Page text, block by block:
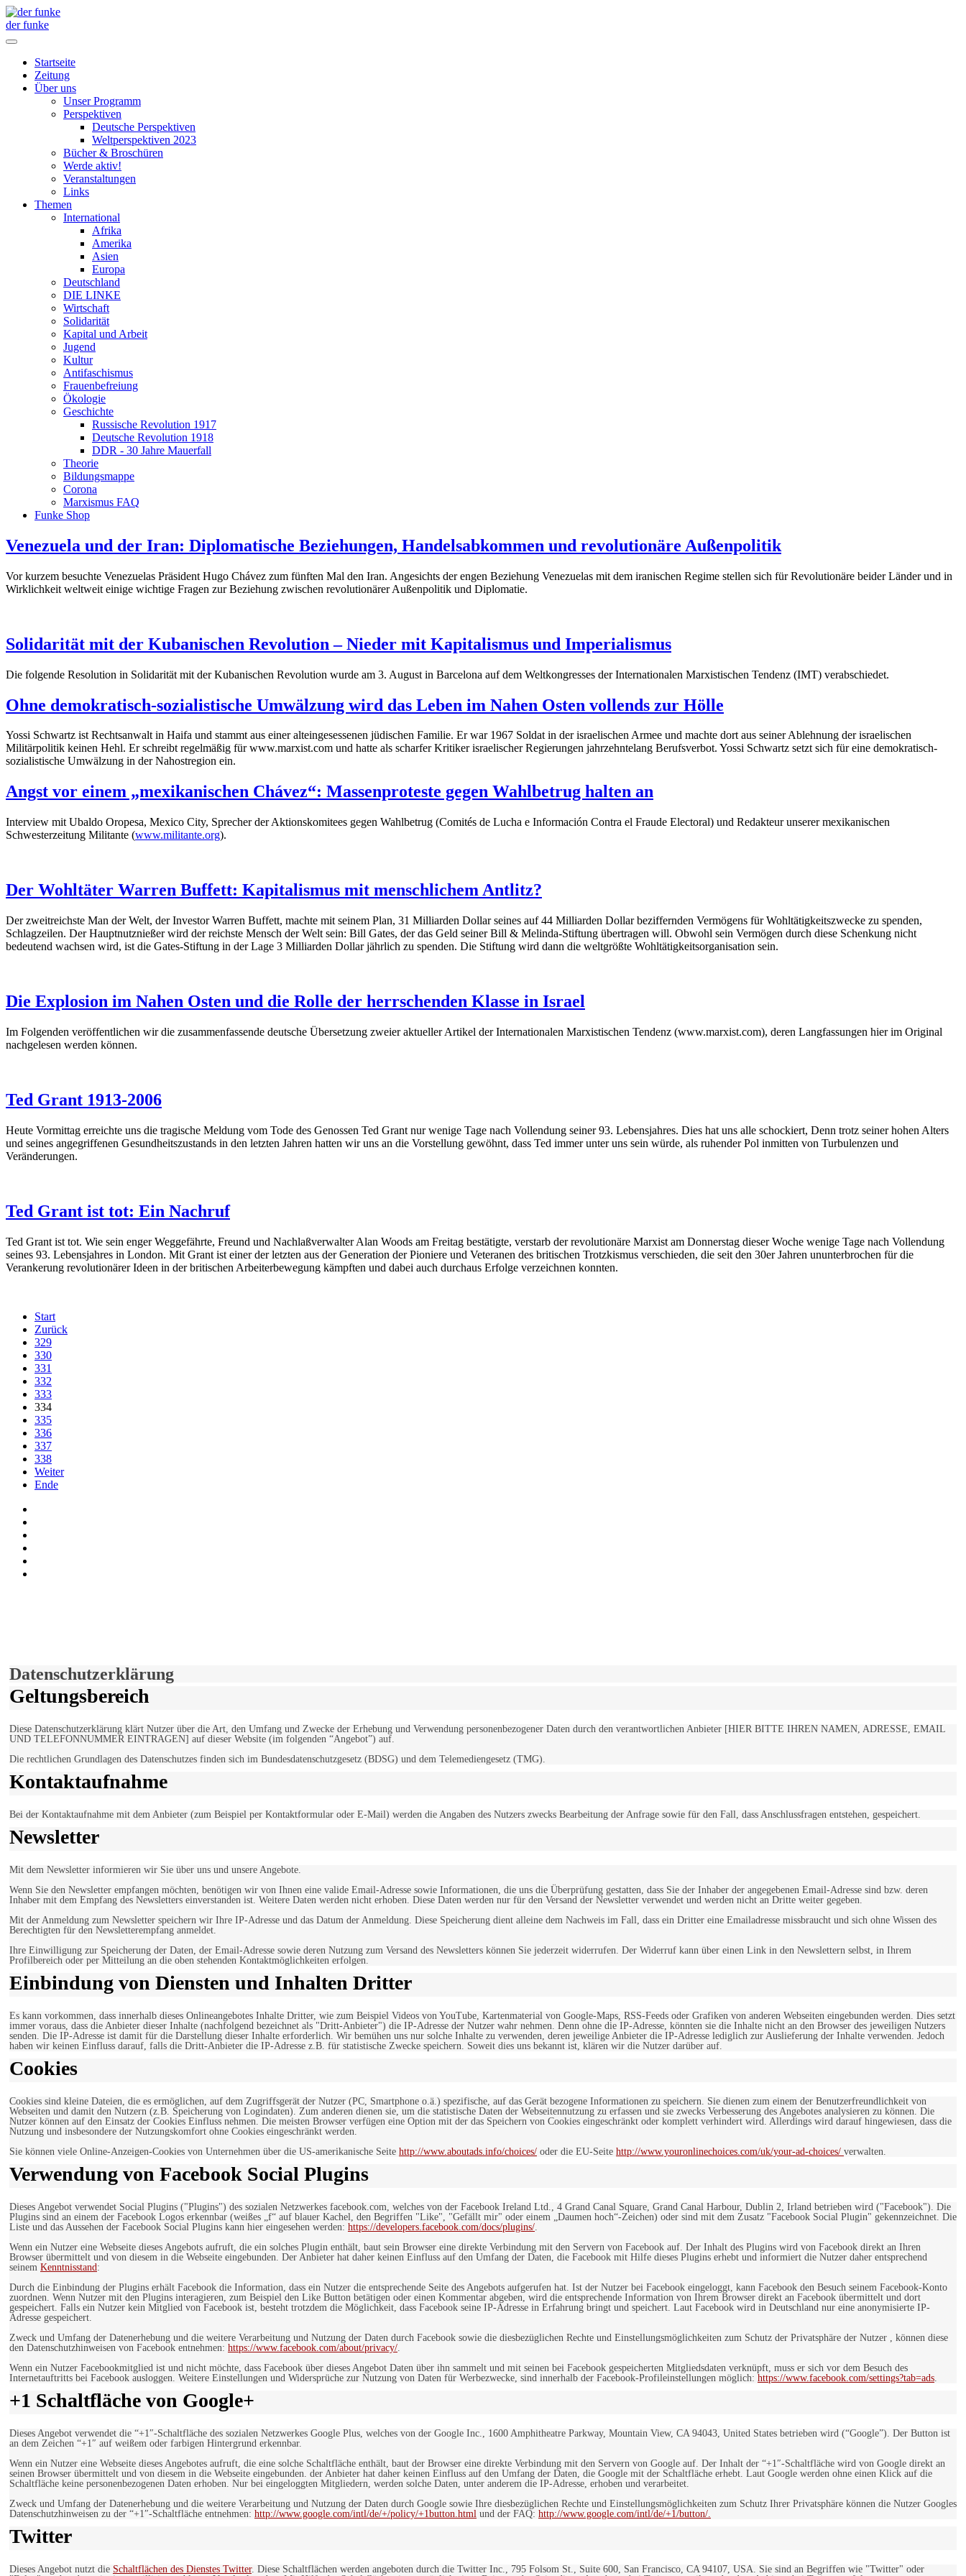
der funke
Startseite
Zeitung
Über uns
Unser Programm
Perspektiven
Deutsche Perspektiven
Weltperspektiven 2023
Bücher & Broschüren
Werde aktiv!
Veranstaltungen
Links
Themen
International
Afrika
Amerika
Asien
Europa
Deutschland
DIE LINKE
Wirtschaft
Solidarität
Kapital und Arbeit
Jugend
Kultur
Antifaschismus
Frauenbefreiung
Ökologie
Geschichte
Russische Revolution 1917
Deutsche Revolution 1918
DDR - 30 Jahre Mauerfall
Theorie
Bildungsmappe
Corona
Marxismus FAQ
Funke Shop
Venezuela und der Iran: Diplomatische Beziehungen, Handelsabkommen und revolutionäre Außenpolitik
Vor kurzem besuchte Venezuelas Präsident Hugo Chávez zum fünften Mal den Iran. Angesichts der engen Beziehung Venezuelas mit dem iranischen Regime stellen sich für Revolutionäre beider Länder und in
Wirklichkeit weltweit einige wichtige Fragen zur Beziehung zwischen revolutionärer Außenpolitik und Diplomatie.
Solidarität mit der Kubanischen Revolution – Nieder mit Kapitalismus und Imperialismus
Die folgende Resolution in Solidarität mit der Kubanischen Revolution wurde am 3. August in Barcelona auf dem Weltkongresses der Internationalen Marxistischen Tendenz (IMT) verabschiedet.
Ohne demokratisch-sozialistische Umwälzung wird das Leben im Nahen Osten vollends zur Hölle
Yossi Schwartz ist Rechtsanwalt in Haifa und stammt aus einer alteingesessenen jüdischen Familie. Er war 1967 Soldat in der israelischen Armee und machte dort aus seiner Ablehnung der israelischen
Militärpolitik keinen Hehl. Er schreibt regelmäßig für www.marxist.com und hatte als scharfer Kritiker israelischer Regierungen jahrzehntelang Berufsverbot. Yossi Schwartz setzt sich für eine demokratisch-
sozialistische Umwälzung in der Nahostregion ein.
Angst vor einem „mexikanischen Chávez“: Massenproteste gegen Wahlbetrug halten an
Interview mit Ubaldo Oropesa, Mexico City, Sprecher der Aktionskomitees gegen Wahlbetrug (Comités de Lucha e Información Contra el Fraude Electoral) und Redakteur unserer mexikanischen
Schwesterzeitung Militante (www.militante.org).
Der Wohltäter Warren Buffett: Kapitalismus mit menschlichem Antlitz?
Der zweitreichste Man der Welt, der Investor Warren Buffett, machte mit seinem Plan, 31 Milliarden Dollar seines auf 44 Milliarden Dollar beziffernden Vermögens für Wohltätigkeitszwecke zu spenden,
Schlagzeilen. Der Hauptnutznießer wird der reichste Mensch der Welt sein: Bill Gates, der das Geld seiner Bill & Melinda-Stiftung übertragen will. Obwohl sein Vermögen durch diese Schenkung nicht
bedeutend wachsen wird, ist die Gates-Stiftung in der Lage 3 Milliarden Dollar jährlich zu spenden. Die Stiftung wird dann die weltgrößte Wohltätigkeitsorganisation sein.
Die Explosion im Nahen Osten und die Rolle der herrschenden Klasse in Israel
Im Folgenden veröffentlichen wir die zusammenfassende deutsche Übersetzung zweier aktueller Artikel der Internationalen Marxistischen Tendenz (www.marxist.com), deren Langfassungen hierim Original
nachgelesen werden können.
Ted Grant 1913-2006
Heute Vormittag erreichte uns die tragische Meldung vom Tode des Genossen Ted Grant nur wenige Tage nach Vollendung seiner 93. Lebensjahres. Dies hat uns alle schockiert, Denn trotz seiner hohen Alters
und seines angegriffenen Gesundheitszustands in den letzten Jahren hatten wir uns an die Vorstellung gewöhnt, dass Ted immer unter uns sein würde, als ruhender Pol inmitten von Turbulenzen und
Veränderungen.
Ted Grant ist tot: Ein Nachruf
Ted Grant ist tot. Wie sein enger Weggefährte, Freund und Nachlaßverwalter Alan Woods am Freitag bestätigte, verstarb der revolutionäre Marxist am Donnerstag dieser Woche wenige Tage nach Vollendung
seines 93. Lebensjahres in London. Mit Grant ist einer der letzten aus der Generation der Pioniere und Veteranen des britischen Trotzkismus verschieden, die seit den 30er Jahren ununterbrochen für die
Verankerung revolutionärer Ideen in der britischen Arbeiterbewegung kämpften und dabei auch durchaus Erfolge verzeichnen konnten.
Start
Zurück
329
330
331
332
333
334
335
336
337
338
Weiter
Ende
Datenschutzerklärung
Geltungsbereich
Diese Datenschutzerklärung klärt Nutzer über die Art, den Umfang und Zwecke der Erhebung und Verwendung personenbezogener Daten durch den verantwortlichen Anbieter [HIER BITTE IHREN NAMEN, ADRESSE, EMAIL
UND TELEFONNUMMER EINTRAGEN] auf dieser Website (im folgenden “Angebot”) auf.
Die rechtlichen Grundlagen des Datenschutzes finden sich im Bundesdatenschutzgesetz (BDSG) und dem Telemediengesetz (TMG).
Kontaktaufnahme
Bei der Kontaktaufnahme mit dem Anbieter (zum Beispiel per Kontaktformular oder E-Mail) werden die Angaben des Nutzers zwecks Bearbeitung der Anfrage sowie für den Fall, dass Anschlussfragen entstehen, gespeichert.
Newsletter
Mit dem Newsletter informieren wir Sie über uns und unsere Angebote.
Wenn Sie den Newsletter empfangen möchten, benötigen wir von Ihnen eine valide Email-Adresse sowie Informationen, die uns die Überprüfung gestatten, dass Sie der Inhaber der angegebenen Email-Adresse sind bzw. deren
Inhaber mit dem Empfang des Newsletters einverstanden ist. Weitere Daten werden nicht erhoben. Diese Daten werden nur für den Versand der Newsletter verwendet und werden nicht an Dritte weiter gegeben.
Mit der Anmeldung zum Newsletter speichern wir Ihre IP-Adresse und das Datum der Anmeldung. Diese Speicherung dient alleine dem Nachweis im Fall, dass ein Dritter eine Emailadresse missbraucht und sich ohne Wissen des
Berechtigten für den Newsletterempfang anmeldet.
Ihre Einwilligung zur Speicherung der Daten, der Email-Adresse sowie deren Nutzung zum Versand des Newsletters können Sie jederzeit widerrufen. Der Widerruf kann über einen Link in den Newslettern selbst, in Ihrem
Profilbereich oder per Mitteilung an die oben stehenden Kontaktmöglichkeiten erfolgen.
Einbindung von Diensten und Inhalten Dritter
Es kann vorkommen, dass innerhalb dieses Onlineangebotes Inhalte Dritter, wie zum Beispiel Videos von YouTube, Kartenmaterial von Google-Maps, RSS-Feeds oder Grafiken von anderen Webseiten eingebunden werden. Dies setzt
immer voraus, dass die Anbieter dieser Inhalte (nachfolgend bezeichnet als "Dritt-Anbieter") die IP-Adresse der Nutzer wahr nehmen. Denn ohne die IP-Adresse, könnten sie die Inhalte nicht an den Browser des jeweiligen Nutzers
senden. Die IP-Adresse ist damit für die Darstellung dieser Inhalte erforderlich. Wir bemühen uns nur solche Inhalte zu verwenden, deren jeweilige Anbieter die IP-Adresse lediglich zur Auslieferung der Inhalte verwenden. Jedoch
haben wir keinen Einfluss darauf, falls die Dritt-Anbieter die IP-Adresse z.B. für statistische Zwecke speichern. Soweit dies uns bekannt ist, klären wir die Nutzer darüber auf.
Cookies
Cookies sind kleine Dateien, die es ermöglichen, auf dem Zugriffsgerät der Nutzer (PC, Smartphone o.ä.) spezifische, auf das Gerät bezogene Informationen zu speichern. Sie dienen zum einem der Benutzerfreundlichkeit von
Webseiten und damit den Nutzern (z.B. Speicherung von Logindaten). Zum anderen dienen sie, um die statistische Daten der Webseitennutzung zu erfassen und sie zwecks Verbesserung des Angebotes analysieren zu können. Die
Nutzer können auf den Einsatz der Cookies Einfluss nehmen. Die meisten Browser verfügen eine Option mit der das Speichern von Cookies eingeschränkt oder komplett verhindert wird. Allerdings wird darauf hingewiesen, dass die
Nutzung und insbesondere der Nutzungskomfort ohne Cookies eingeschränkt werden.
Sie können viele Online-Anzeigen-Cookies von Unternehmen über die US-amerikanische Seite http://www.aboutads.info/choices/ oder die EU-Seite http://www.youronlinechoices.com/uk/your-ad-choices/ verwalten.
Verwendung von Facebook Social Plugins
Dieses Angebot verwendet Social Plugins ("Plugins") des sozialen Netzwerkes facebook.com, welches von der Facebook Ireland Ltd., 4 Grand Canal Square, Grand Canal Harbour, Dublin 2, Irland betrieben wird ("Facebook"). Die
Plugins sind an einem der Facebook Logos erkennbar (weißes „f“ auf blauer Kachel, den Begriffen "Like", "Gefällt mir" oder einem „Daumen hoch“-Zeichen) oder sind mit dem Zusatz "Facebook Social Plugin" gekennzeichnet. Die
Liste und das Aussehen der Facebook Social Plugins kann hier eingesehen werden: https://developers.facebook.com/docs/plugins/.
Wenn ein Nutzer eine Webseite dieses Angebots aufruft, die ein solches Plugin enthält, baut sein Browser eine direkte Verbindung mit den Servern von Facebook auf. Der Inhalt des Plugins wird von Facebook direkt an Ihren
Browser übermittelt und von diesem in die Webseite eingebunden. Der Anbieter hat daher keinen Einfluss auf den Umfang der Daten, die Facebook mit Hilfe dieses Plugins erhebt und informiert die Nutzer daher entsprechend
seinem Kenntnisstand:
Durch die Einbindung der Plugins erhält Facebook die Information, dass ein Nutzer die entsprechende Seite des Angebots aufgerufen hat. Ist der Nutzer bei Facebook eingeloggt, kann Facebook den Besuch seinem Facebook-Konto
zuordnen. Wenn Nutzer mit den Plugins interagieren, zum Beispiel den Like Button betätigen oder einen Kommentar abgeben, wird die entsprechende Information von Ihrem Browser direkt an Facebook übermittelt und dort
gespeichert. Falls ein Nutzer kein Mitglied von Facebook ist, besteht trotzdem die Möglichkeit, dass Facebook seine IP-Adresse in Erfahrung bringt und speichert. Laut Facebook wird in Deutschland nur eine anonymisierte IP-
Adresse gespeichert.
Zweck und Umfang der Datenerhebung und die weitere Verarbeitung und Nutzung der Daten durch Facebook sowie die diesbezüglichen Rechte und Einstellungsmöglichkeiten zum Schutz der Privatsphäre der Nutzer , können diese
den Datenschutzhinweisen von Facebook entnehmen: https://www.facebook.com/about/privacy/.
Wenn ein Nutzer Facebookmitglied ist und nicht möchte, dass Facebook über dieses Angebot Daten über ihn sammelt und mit seinen bei Facebook gespeicherten Mitgliedsdaten verknüpft, muss er sich vor dem Besuch des
Internetauftritts bei Facebook ausloggen. Weitere Einstellungen und Widersprüche zur Nutzung von Daten für Werbezwecke, sind innerhalb der Facebook-Profileinstellungen möglich: https://www.facebook.com/settings?tab=ads.
+1 Schaltfläche von Google+
Dieses Angebot verwendet die “+1″-Schaltfläche des sozialen Netzwerkes Google Plus, welches von der Google Inc., 1600 Amphitheatre Parkway, Mountain View, CA 94043, United States betrieben wird (“Google”). Der Button ist
an dem Zeichen “+1″ auf weißem oder farbigen Hintergrund erkennbar.
Wenn ein Nutzer eine Webseite dieses Angebotes aufruft, die eine solche Schaltfläche enthält, baut der Browser eine direkte Verbindung mit den Servern von Google auf. Der Inhalt der “+1″-Schaltfläche wird von Google direkt an
seinen Browser übermittelt und von diesem in die Webseite eingebunden. der Anbieter hat daher keinen Einfluss auf den Umfang der Daten, die Google mit der Schaltfläche erhebt. Laut Google werden ohne einen Klick auf die
Schaltfläche keine personenbezogenen Daten erhoben. Nur bei eingeloggten Mitgliedern, werden solche Daten, unter anderem die IP-Adresse, erhoben und verarbeitet.
Zweck und Umfang der Datenerhebung und die weitere Verarbeitung und Nutzung der Daten durch Google sowie Ihre diesbezüglichen Rechte und Einstellungsmöglichkeiten zum Schutz Ihrer Privatsphäre können die Nutzer Googles
Datenschutzhinweisen zu der “+1″-Schaltfläche entnehmen: http://www.google.com/intl/de/+/policy/+1button.html und der FAQ: http://www.google.com/intl/de/+1/button/.
Twitter
Dieses Angebot nutzt die Schaltflächen des Dienstes Twitter. Diese Schaltflächen werden angeboten durch die Twitter Inc., 795 Folsom St., Suite 600, San Francisco, CA 94107, USA. Sie sind an Begriffen wie "Twitter" oder